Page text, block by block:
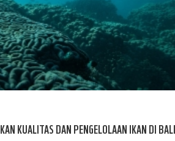
KUALITAS DAN PENGELOLAAN IKAN DI BALI